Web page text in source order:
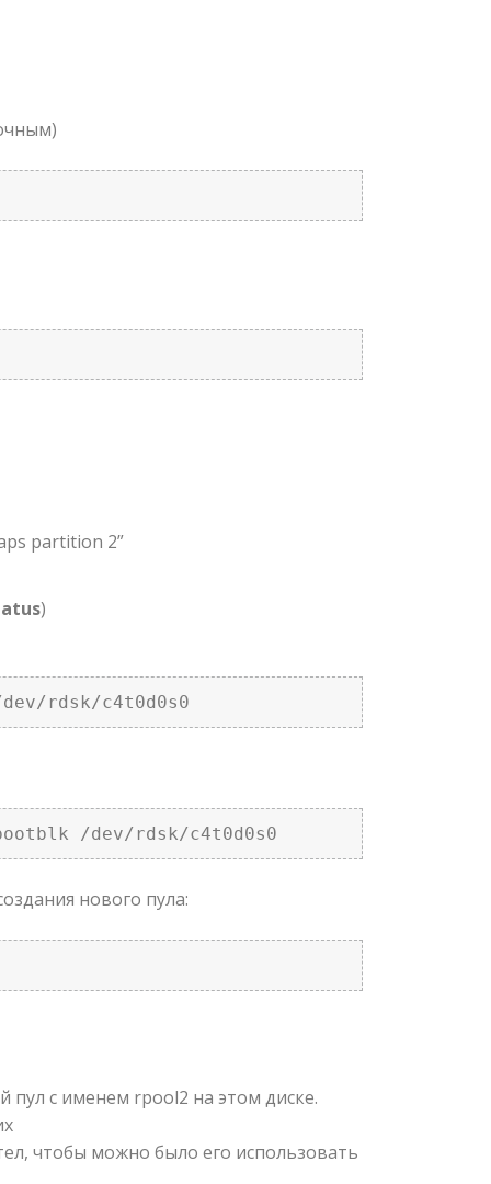
partition 2”
)
rdsk/c4t0d0s0
/dev/rdsk/c4t0d0s0
нового пула:
пул с именем rpool2 на этом диске.
чтобы можно было его использовать